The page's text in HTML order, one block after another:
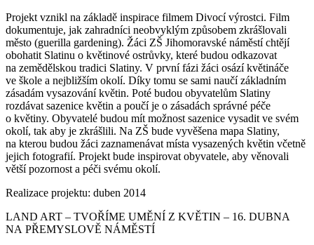
Projekt vznikl na základě inspirace filmem Divocí výrostci. Film
dokumentuje, jak zahradníci neobvyklým způsobem zkrášlovali
město (guerilla gardening). Žáci ZŠ Jihomoravské náměstí chtějí
obohatit Slatinu o květinové ostrůvky, které budou odkazovat
na zemědělskou tradici Slatiny. V první fázi žáci osází květináče
ve škole a nejbližším okolí. Díky tomu se sami naučí základním
zásadám vysazování květin. Poté budou obyvatelům Slatiny
rozdávat sazenice květin a poučí je o zásadách správné péče
o květiny. Obyvatelé budou mít možnost sazenice vysadit ve svém
okolí, tak aby je zkrášlili. Na ZŠ bude vyvěšena mapa Slatiny,
na kterou budou žáci zaznamenávat místa vysazených květin včetně
jejich fotografií. Projekt bude inspirovat obyvatele, aby věnovali
větší pozornost a péči svému okolí.
Realizace projektu: duben 2014
LAND ART – TVOŘÍME UMĚNÍ Z KVĚTIN – 16. DUBNA
NA PŘEMYSLOVĚ NÁMĚSTÍ